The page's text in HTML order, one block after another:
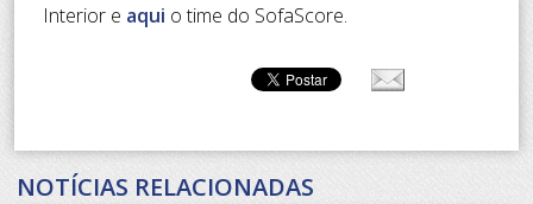
Interior e aqui o time do SofaScore.
NOTÍCIAS RELACIONADAS